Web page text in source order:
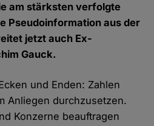
am stärksten verfolgte
Pseudoinformation aus der
jetzt auch Ex-
Gauck.
und Enden: Zahlen
Anliegen durchzusetzen.
Konzerne beauftragen